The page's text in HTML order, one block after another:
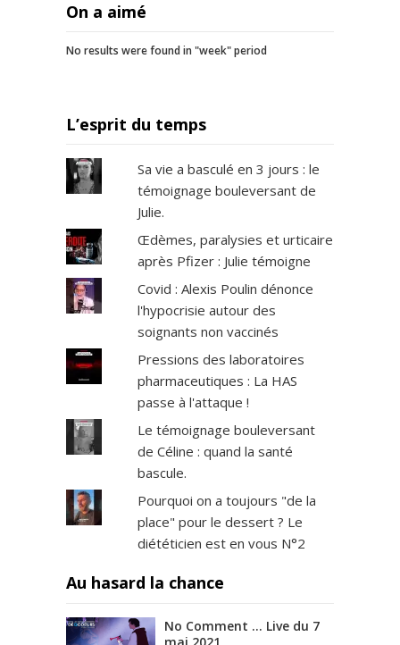
t
d
u
h
s
l
On a aimé
No results were found in "week" period
L’esprit du temps
Sa vie a basculé en 3 jours : le
témoignage bouleversant de
Julie.
Œdèmes, paralysies et urticaire
après Pfizer : Julie témoigne
Covid : Alexis Poulin dénonce
l'hypocrisie autour des
soignants non vaccinés
Pressions des laboratoires
pharmaceutiques : La HAS
passe à l'attaque !
Le témoignage bouleversant
de Céline : quand la santé
bascule.
Pourquoi on a toujours "de la
place" pour le dessert ? Le
diététicien est en vous N°2
Au hasard la chance
No Comment … Live du 7